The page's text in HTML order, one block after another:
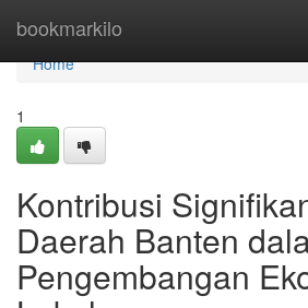
bookmarkilo
Home
Home
1
Kontribusi
Daerah Banten
Pengembangan